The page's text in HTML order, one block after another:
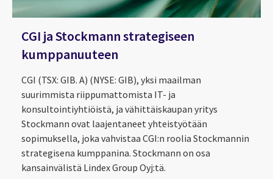
CGI ja Stockmann strategiseen
kumppanuuteen
CGI (TSX: GIB. A) (NYSE: GIB), yksi maailman
suurimmista riippumattomista IT- ja
konsultointiyhtiöistä, ja vähittäiskaupan yritys
Stockmann ovat laajentaneet yhteistyötään
sopimuksella, joka vahvistaa CGI:n roolia Stockmannin
strategisena kumppanina. Stockmann on osa
kansainvälistä Lindex Group Oyj:tä.